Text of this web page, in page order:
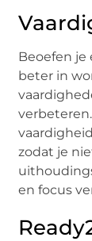
Beoefen je
beter in
zodat je
en focus